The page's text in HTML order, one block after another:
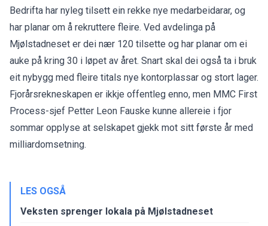
Bedrifta har nyleg tilsett ein rekke nye medarbeidarar, og
har planar om å rekruttere fleire. Ved avdelinga på
Mjølstadneset er dei nær 120 tilsette og har planar om ei
auke på kring 30 i løpet av året. Snart skal dei også ta i bruk
eit nybygg med fleire titals nye kontorplassar og stort lager.
Fjorårsrekneskapen er ikkje offentleg enno, men MMC First
Process-sjef Petter Leon Fauske kunne allereie i fjor
sommar opplyse at selskapet gjekk mot sitt første år med
milliardomsetning.
LES OGSÅ
Veksten sprenger lokala på Mjølstadneset